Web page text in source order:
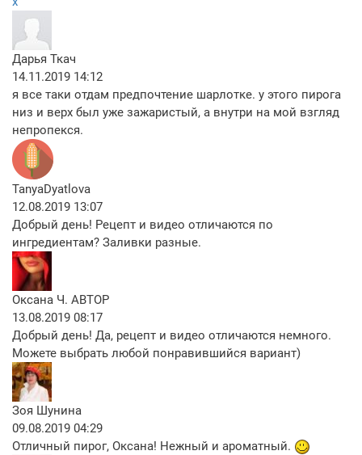
Дарья Ткач
14.11.2019 14:12
я все таки отдам предпочтение шарлотке. у этого пирога
низ и верх был уже зажаристый, а внутри на мой взгляд
непропекся.
TanyaDyatlova
12.08.2019 13:07
Добрый день! Рецепт и видео отличаются по
ингредиентам? Заливки разные.
Оксана Ч. АВТОР
13.08.2019 08:17
Добрый день! Да, рецепт и видео отличаются немного.
Можете выбрать любой понравившийся вариант)
Зоя Шунина
09.08.2019 04:29
Отличный пирог, Оксана! Нежный и ароматный.